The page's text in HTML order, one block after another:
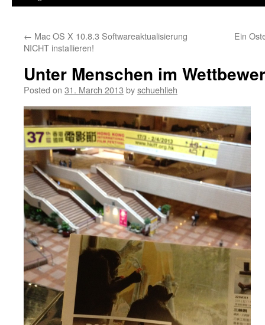
← Mac OS X 10.8.3 Softwareaktualisierung
NICHT installieren!
Ein
Unter Menschen im
Posted on 31. March 2013 byschuehlieh